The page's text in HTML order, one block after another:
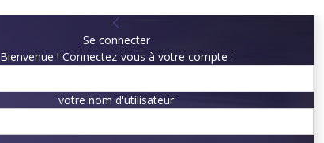
Se connecter
Bienvenue ! Connectez-vous à votre compte :
votre nom d'utilisateur